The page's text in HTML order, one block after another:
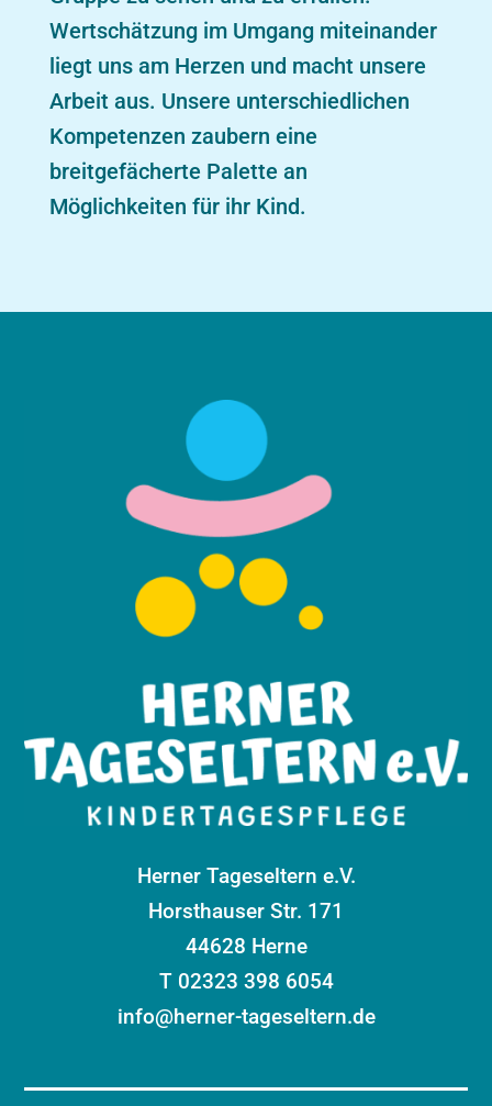
Wertschätzung im Umgang miteinander
liegt uns am Herzen und macht unsere
Arbeit aus. Unsere unterschiedlichen
Kompetenzen zaubern eine
breitgefächerte Palette an
Möglichkeiten für ihr Kind.
Herner Tageseltern e.V.
Horsthauser Str. 171
44628 Herne
T 02323 398 6054
info@herner-tageseltern.de